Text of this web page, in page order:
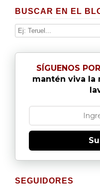
BUSCAR EN EL
SÍGUENOS
mantén viva la
SEGUIDORES